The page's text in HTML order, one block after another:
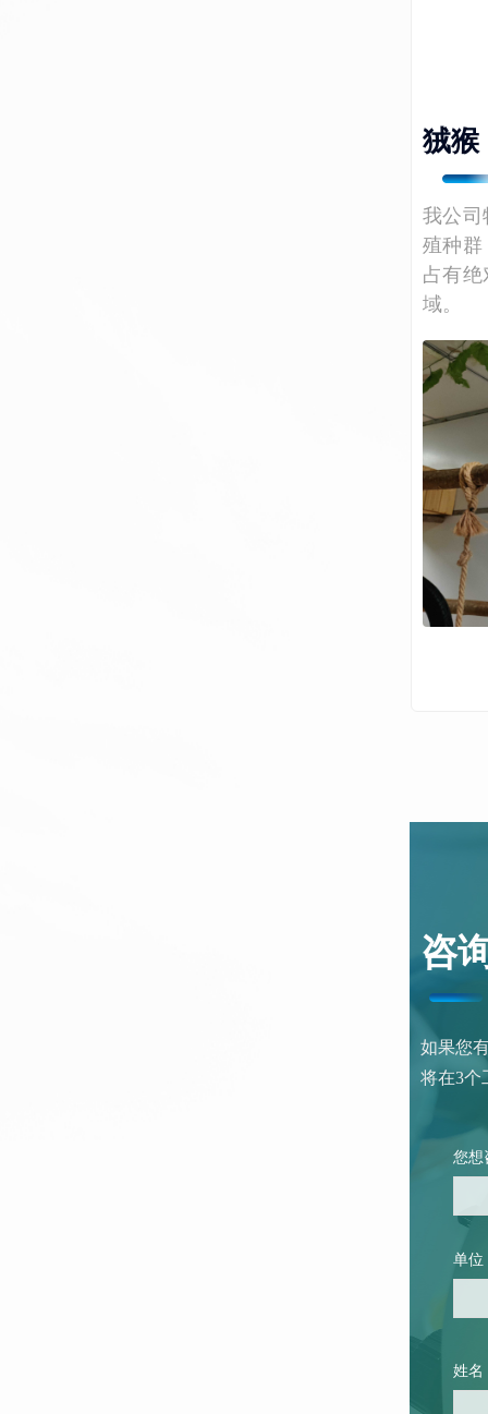
狨猴
我公司
殖种群
占有
域。
咨
如果您
将在3个
您想
单位
姓名